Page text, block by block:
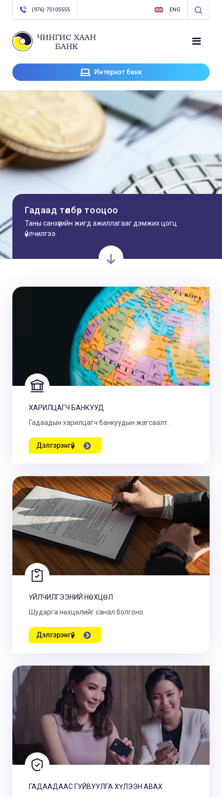
ENG
(976) 75105555
Интернэт банк
Гадаад төлбөр тооцоо
Таны санхүүгийн жигд ажиллагааг дэмжих цогц
үйлчилгээ.
ХАРИЛЦАГЧ БАНКУУД
Гадаадын харилцагч банкуудын жагсаалт.
Дэлгэрэнгүй
ҮЙЛЧИЛГЭЭНИЙ НӨХЦӨЛ
Шударга нөхцөлийг санал болгоно.
Дэлгэрэнгүй
ГАДААДААС ГУЙВУУЛГА ХҮЛЭЭН АВАХ